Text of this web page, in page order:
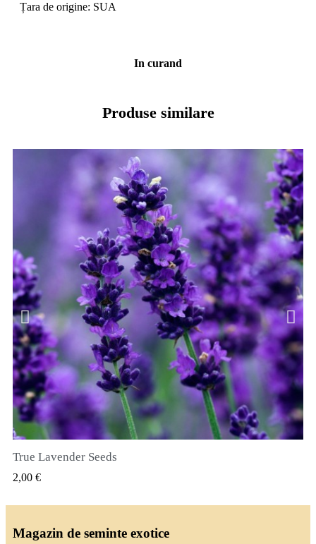
Țara de origine: SUA
In curand
Produse similare
VIZUALIZARE RAPIDA
True Lavender Seeds
2,00 €
Magazin de seminte exotice